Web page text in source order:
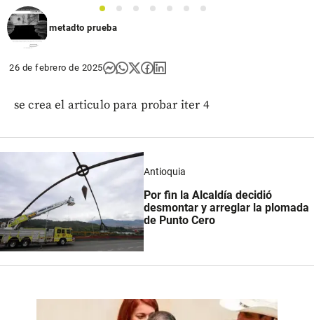
1 2 3 4 5 6
7
metadto prueba
26 de febrero de 2025
se crea el articulo para probar iter 4
Antioquia
Por fin la Alcaldía decidió
desmontar y arreglar la plomada
de Punto Cero